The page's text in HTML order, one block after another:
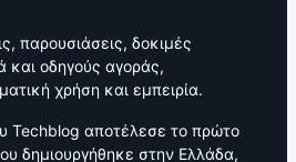
παρουσιάσεις, δοκιμές
και οδηγούς αγοράς,
χρήση και εμπειρία.
Techblog αποτέλεσε το πρώτο
δημιουργήθηκε στην Ελλάδα,